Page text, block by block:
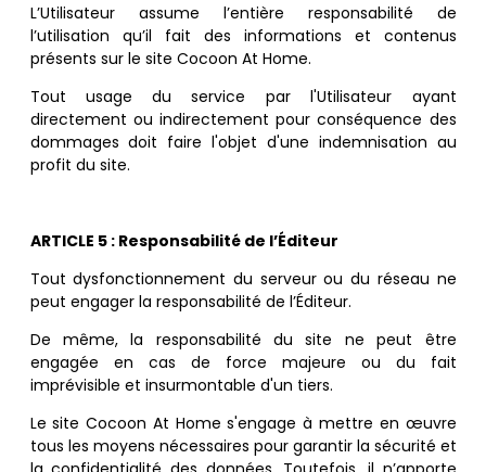
L’Utilisateur assume l’entière responsabilité de
l’utilisation qu’il fait des informations et contenus
présents sur le site Cocoon At Home.
Tout usage du service par l'Utilisateur ayant
directement ou indirectement pour conséquence des
dommages doit faire l'objet d'une indemnisation au
profit du site.
ARTICLE 5 : Responsabilité de l’Éditeur
Tout dysfonctionnement du serveur ou du réseau ne
peut engager la responsabilité de l’Éditeur.
De même, la responsabilité du site ne peut être
engagée en cas de force majeure ou du fait
imprévisible et insurmontable d'un tiers.
Le site Cocoon At Home s'engage à mettre en œuvre
tous les moyens nécessaires pourgarantir la sécurité et